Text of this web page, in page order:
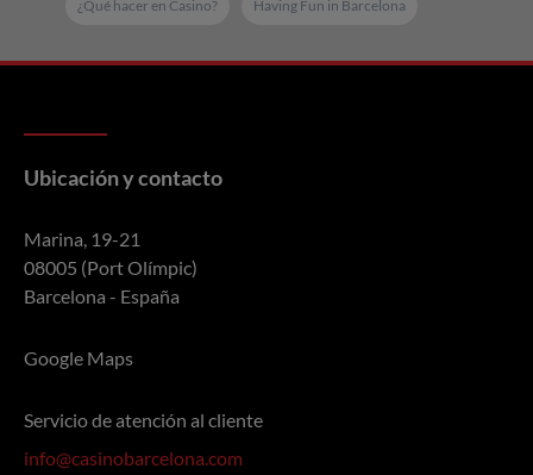
¿Qué hacer en Casino? Having Fun in Barcelona
Ubicación y contacto
Marina, 19-21
08005 (Port Olímpic)
Barcelona - España
Google Maps
Servicio de atención al cliente
info@casinobarcelona.com